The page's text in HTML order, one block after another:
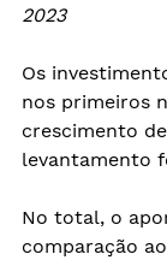
2023
Os
nos primeiros
crescimento
levantamento
No total, o
comparação